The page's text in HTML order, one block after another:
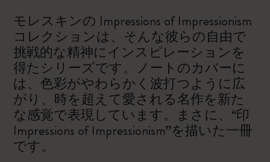
モレスキンの Impressions of Impressionism
コレクションは、そんな彼らの自由で
挑戦的な精神にインスピレーションを
得たシリーズです。ノートのカバーに
は、色彩がやわらかく波打つように広
がり、時を超えて愛される名作を新た
な感覚で表現しています。まさに、“印
Impressions of Impressionism”を描いた一冊
です。